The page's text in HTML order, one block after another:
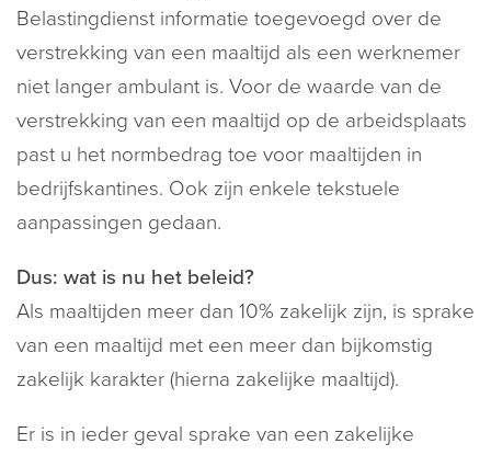
Belastingdienst informatie toegevoegd over de
verstrekking van een maaltijd als een werknemer
niet langer ambulant is. Voor de waarde van de
verstrekking van een maaltijd op de arbeidsplaats
past u het normbedrag toe voor maaltijden in
bedrijfskantines. Ook zijn enkele tekstuele
aanpassingen gedaan.
Dus: wat is nu het beleid?
Als maaltijden meer dan 10% zakelijk zijn, is sprake
van een maaltijd met een meer dan bijkomstig
zakelijk karakter (hierna zakelijke maaltijd).
Er is in ieder geval sprake van een zakelijke